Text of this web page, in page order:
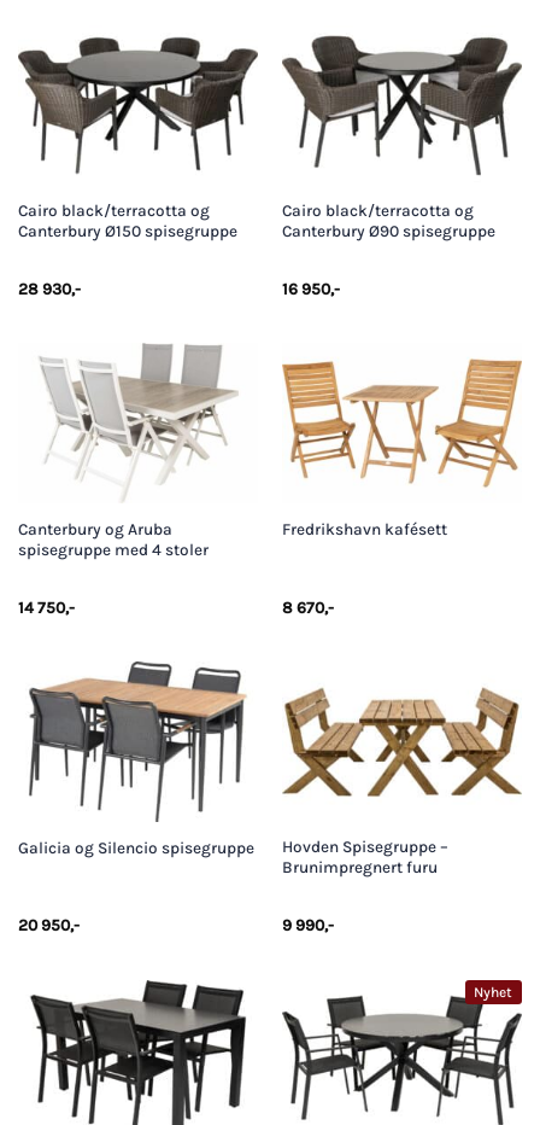
Cairo black/terracotta og
Canterbury Ø150 spisegruppe
28 930,-
Cairo black/terracotta og
Canterbury Ø90 spisegruppe
16 950,-
Canterbury og Aruba
spisegruppe med 4 stoler
14 750,-
Fredrikshavn kafésett
8 670,-
Galicia og Silencio spisegruppe
20 950,-
Hovden Spisegruppe –
Brunimpregnert furu
9 990,-
Nyhet